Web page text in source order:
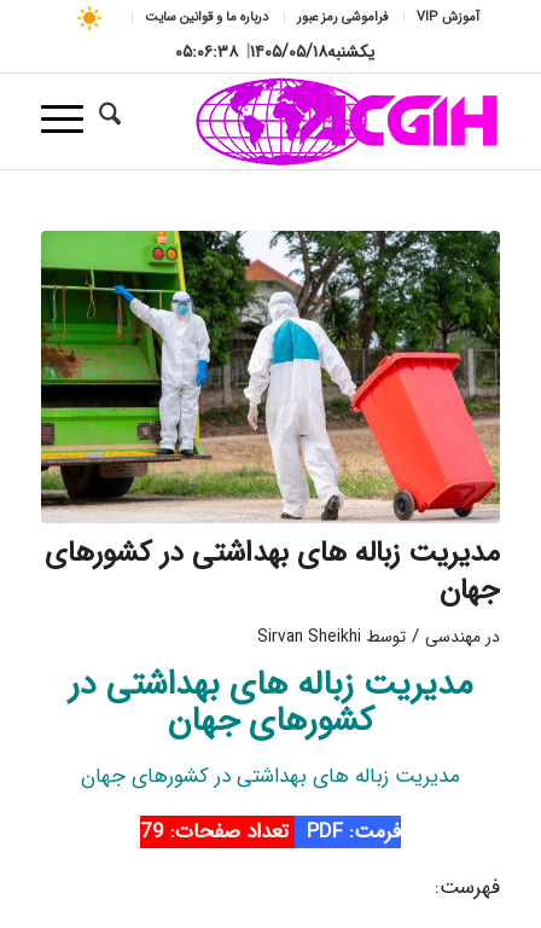
آموزش VIP فراموشی رمز عبور درباره ما و قوانین سایت
یکشنبه۱۴۰۵/۰۵/۱۸| ۰۵:۰۶:۳۹
مدیریت زباله های بهداشتی در کشورهای
جهان
در مهندسی / توسط Sirvan Sheikhi
مدیریت زباله های بهداشتی در
کشورهای جهان
مدیریت زباله های بهداشتی در کشورهای جهان
فرمت: PDF
تعداد صفحات: 79
فهرست: